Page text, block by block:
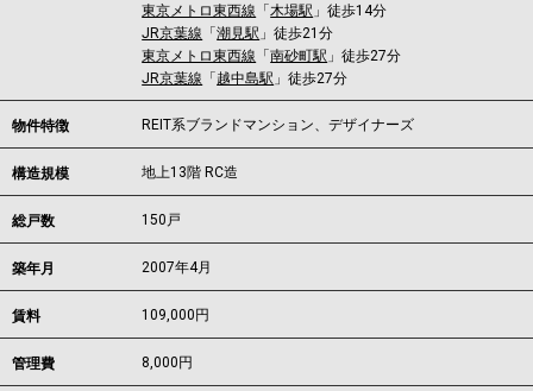
東京メトロ東西線 「木場駅 」徒歩14分
JR京葉線 「潮見駅 」徒歩21分
東京メトロ東西線 「南砂町駅 」徒歩27分
JR京葉線 「 越中島駅 」徒歩27分
物件特徴 REIT系ブランドマンション、デザイナーズ
構造規模 地上13階 RC造
総戸数 150戸
築年月 2007年4月
賃料 109,000 円
管理費 8,000円